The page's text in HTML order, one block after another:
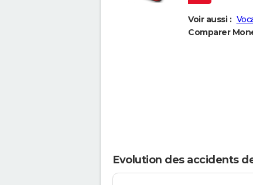
Voir aussi :
Comparer
Evolution des accidents